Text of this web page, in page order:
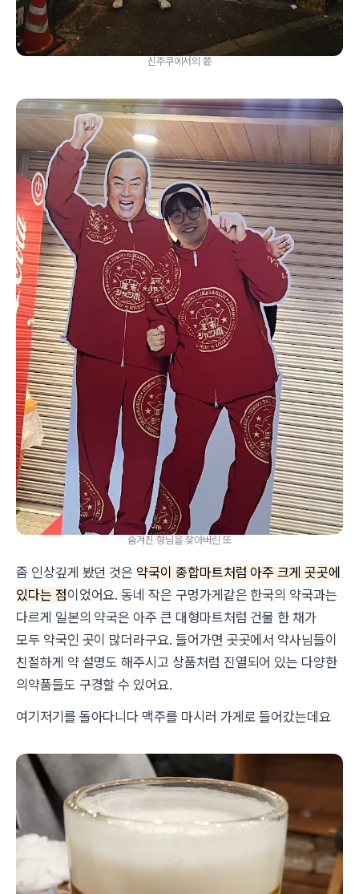
신주쿠에서의 쮼
숨겨진 형님을 찾아버린 또
좀 인상깊게 봤던 것은 약국이 종합마트처럼 아주 크게 곳곳에
있다는 점이었어요. 동네 작은 구멍가게같은 한국의 약국과는
다르게 일본의 약국은 아주 큰 대형마트처럼 건물 한 채가
모두 약국인 곳이 많더라구요. 들어가면 곳곳에서 약사님들이
친절하게 약 설명도 해주시고 상품처럼 진열되어 있는 다양한
의약품들도 구경할 수 있어요.
여기저기를 돌아다니다 맥주를 마시러 가게로 들어갔는데요